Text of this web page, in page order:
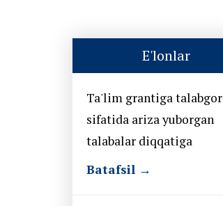
E'lonlar
Ta'lim grantiga talabgor
sifatida ariza yuborgan
talabalar diqqatiga
Batafsil →